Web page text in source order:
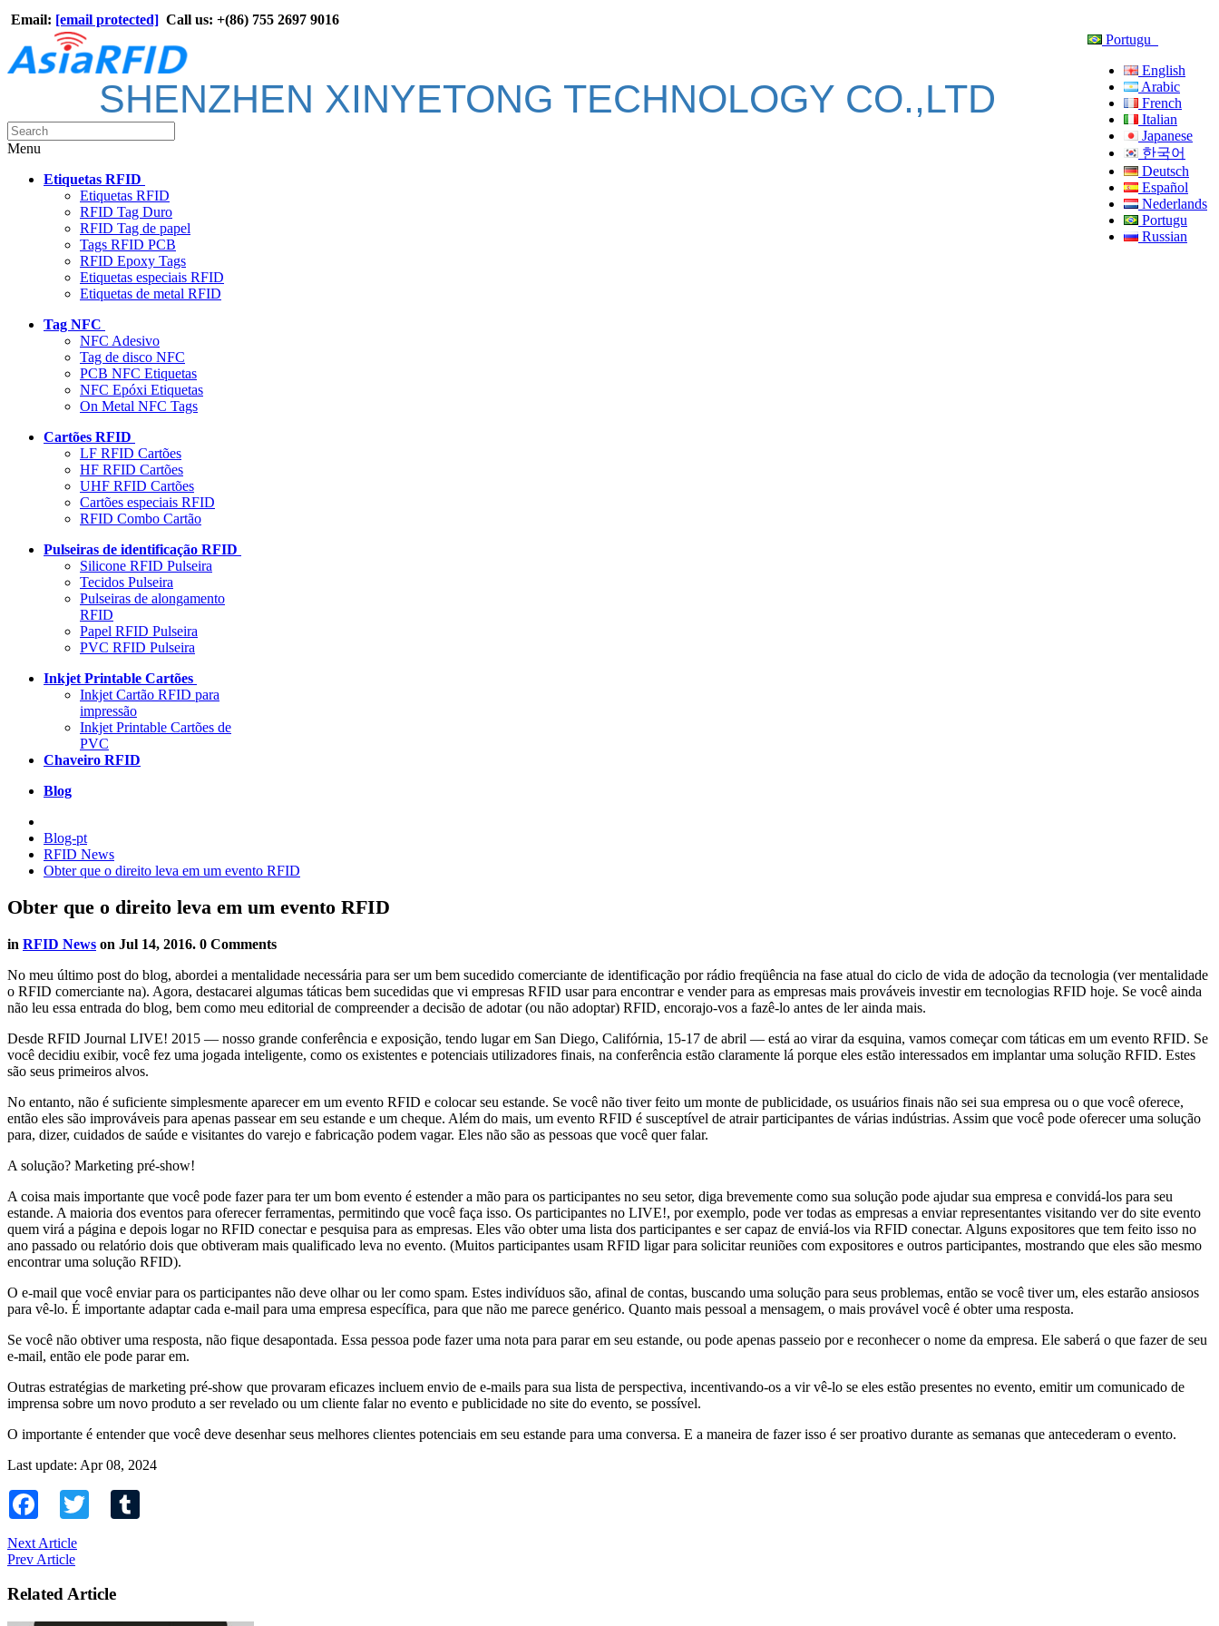
Email: [email protected] Call us: +(86) 755 2697 9016
Portugu
English
Arabic
French
Italian
Japanese
한국어
Deutsch
Español
Nederlands
Portugu
Russian
SHENZHEN XINYETONG TECHNOLOGY CO.,LTD
Menu
Etiquetas RFID
Etiquetas RFID
RFID Tag Duro
RFID Tag de papel
Tags RFID PCB
RFID Epoxy Tags
Etiquetas especiais RFID
Etiquetas de metal RFID
Tag NFC
NFC Adesivo
Tag de disco NFC
PCB NFC Etiquetas
NFC Epóxi Etiquetas
On Metal NFC Tags
Cartões RFID
LF RFID Cartões
HF RFID Cartões
UHF RFID Cartões
Cartões especiais RFID
RFID Combo Cartão
Pulseiras de identificação RFID
Silicone RFID Pulseira
Tecidos Pulseira
Pulseiras de alongamento
RFID
Papel RFID Pulseira
PVC RFID Pulseira
Inkjet Printable Cartões
Inkjet Cartão RFID para
impressão
Inkjet Printable Cartões de
PVC
Chaveiro RFID
Blog
Blog-pt
RFID News
Obter que o direito leva em um evento RFID
Obter que o direito leva em um evento RFID
in RFID News on Jul 14, 2016. 0 Comments
No meu último post do blog, abordei a mentalidade necessária para ser um bem sucedido comerciante de identificação por rádio freqüência na fase atual do ciclo de vida de adoção da tecnologia (ver mentalidade
o RFID comerciante na). Agora, destacarei algumas táticas bem sucedidas que vi empresas RFID usar para encontrar e vender para as empresas mais prováveis investir em tecnologias RFID hoje. Se você ainda
não leu essa entrada do blog, bem como meu editorial de compreender a decisão de adotar (ou não adoptar) RFID, encorajo-vos a fazê-lo antes de ler ainda mais.
Desde RFID Journal LIVE! 2015 — nosso grande conferência e exposição, tendo lugar em San Diego, Califórnia, 15-17 de abril — está ao virar da esquina, vamos começar com táticas em um evento RFID. Se
você decidiu exibir, você fez uma jogada inteligente, como os existentes e potenciais utilizadores finais, na conferência estão claramente lá porque eles estão interessados em implantar uma solução RFID. Estes
são seus primeiros alvos.
No entanto, não é suficiente simplesmente aparecer em um evento RFID e colocar seu estande. Se você não tiver feito um monte de publicidade, os usuários finais não sei sua empresa ou o que você oferece,
então eles são improváveis para apenas passear em seu estande e um cheque. Além do mais, um evento RFID é susceptível de atrair participantes de várias indústrias. Assim que você pode oferecer uma solução
para, dizer, cuidados de saúde e visitantes do varejo e fabricação podem vagar. Eles não são as pessoas que você quer falar.
A solução? Marketing pré-show!
A coisa mais importante que você pode fazer para ter um bom evento é estender a mão para os participantes no seu setor, diga brevemente como sua solução pode ajudar sua empresa e convidá-los para seu
estande. A maioria dos eventos para oferecer ferramentas, permitindo que você faça isso. Os participantes no LIVE!, por exemplo, pode ver todas as empresas a enviar representantes visitando ver do site evento
quem virá a página e depois logar no RFID conectar e pesquisa para as empresas. Eles vão obter uma lista dos participantes e ser capaz de enviá-los via RFID conectar. Alguns expositores que tem feito isso no
ano passado ou relatório dois que obtiveram mais qualificado leva no evento. (Muitos participantes usam RFID ligar para solicitar reuniões com expositores e outros participantes, mostrando que eles são mesmo
encontrar uma solução RFID).
O e-mail que você enviar para os participantes não deve olhar ou ler como spam. Estes indivíduos são, afinal de contas, buscando uma solução para seus problemas, então se você tiver um, eles estarão ansiosos
para vê-lo. É importante adaptar cada e-mail para uma empresa específica, para que não me parece genérico. Quanto mais pessoal a mensagem, o mais provável você é obter uma resposta.
Se você não obtiver uma resposta, não fique desapontada. Essa pessoa pode fazer uma nota para parar em seu estande, ou pode apenas passeio por e reconhecer o nome da empresa. Ele saberá o que fazer de seu
e-mail, então ele pode parar em.
Outras estratégias de marketing pré-show que provaram eficazes incluem envio de e-mails para sua lista de perspectiva, incentivando-os a vir vê-lo se eles estão presentes no evento, emitir um comunicado de
imprensa sobre um novo produto a ser revelado ou um cliente falar no evento e publicidade no site do evento, se possível.
O importante é entender que você deve desenhar seus melhores clientes potenciais em seu estande para uma conversa. E a maneira de fazer isso é ser proativo durante as semanas que antecederam o evento.
Last update: Apr 08, 2024
Facebook Twitter
Next Article
Prev Article
Related Article